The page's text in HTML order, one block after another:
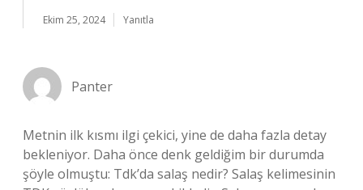
Ekim 25, 2024 Yanıtla
Panter
Metnin ilk kısmı ilgi çekici, yine de daha fazla detay
bekleniyor. Daha önce denk geldiğim bir durumda
şöyle olmuştu: Tdk’da salaş nedir? Salaş kelimesinin